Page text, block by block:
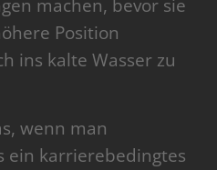
machen, bevor sie
Position
ins kalte Wasser zu
wenn man
ein karrierebedingtes